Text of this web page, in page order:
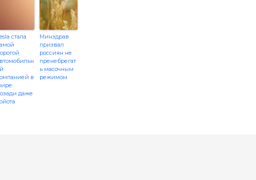
стала
в
даже
Минздрав
призвал
россиян не
пренебрегат
ь масочным
режимом